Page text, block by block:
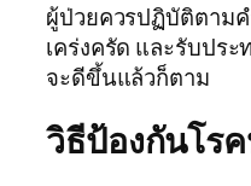
ผู้ป่วยควรปฏิบัติตาม
เคร่งครัด และรับปร
จะดีขึ้นแล้วก็ตาม
วิธีป้องกันโร